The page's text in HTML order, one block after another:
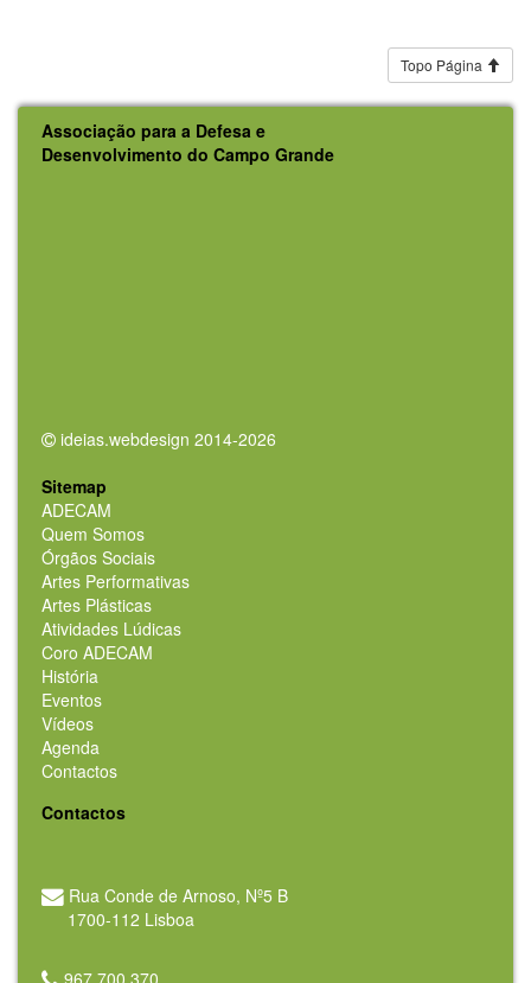
Topo Página
Associação para a Defesa e
Desenvolvimento do Campo Grande
ideias.webdesign 2014-2026
Sitemap
ADECAM
Quem Somos
Órgãos Sociais
Artes Performativas
Artes Plásticas
Atividades Lúdicas
Coro ADECAM
História
Eventos
Vídeos
Agenda
Contactos
Contactos
Rua Conde de Arnoso, Nº5 B
1700-112 Lisboa
967 700 370